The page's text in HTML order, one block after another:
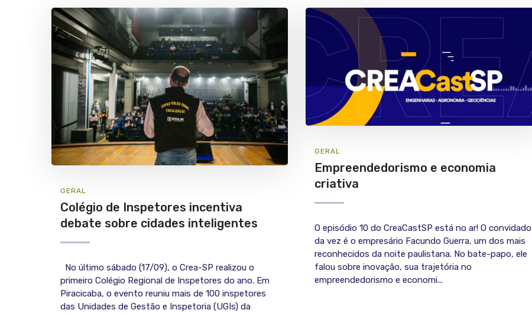
GERAL
Colégio de Inspetores incentiva
debate sobre cidades inteligentes
No último sábado (17/09), o Crea-SP realizou o
primeiro Colégio Regional de Inspetores do ano. Em
Piracicaba, o evento reuniu mais de 100 inspetores
das Unidades de Gestão e Inspetoria (UGIs) da
GERAL
Empreendedorismo e economia
criativa
O episódio 10 do CreaCastSP está no ar! O convidado
da vez é o empresário Facundo Guerra, um dos mais
reconhecidos da noite paulistana. No bate-papo, ele
falou sobre inovação, sua trajetória no
empreendedorismo e economi...